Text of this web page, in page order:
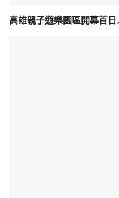
高雄親子遊樂園區開幕首